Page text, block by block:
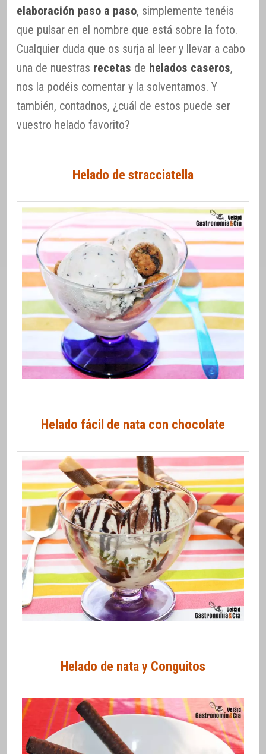
elaboración paso a paso, simplemente tenéis
que pulsar en el nombre que está sobre la foto.
Cualquier duda que os surja al leer y llevar a cabo
una de nuestras recetas de helados caseros,
nos la podéis comentar y la solventamos. Y
también, contadnos, ¿cuál de estos puede ser
vuestro helado favorito?
Helado de stracciatella
Helado fácil de nata con chocolate
Helado de nata y Conguitos